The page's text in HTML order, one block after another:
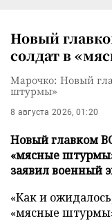
Новый
солдат в
Марочко: Новый
штурмы»
8 августа 2026, 01:20
Новый главком
«мясные
заявил военный
«Как и
«мясные